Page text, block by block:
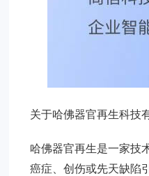
关于哈佛器官再生科技
哈佛器官再生是一家技
癌症、创伤或先天缺陷